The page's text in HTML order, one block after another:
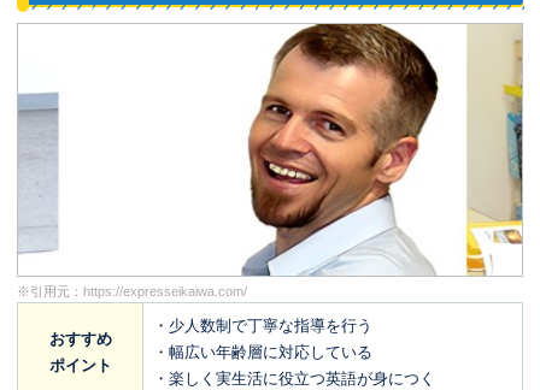
※引用元： https://expresseikaiwa.com/
おすすめ
ポイント
・少人数制で丁寧な指導を行う
・幅広い年齢層に対応している
・楽しく実生活に役立つ英語が身につく